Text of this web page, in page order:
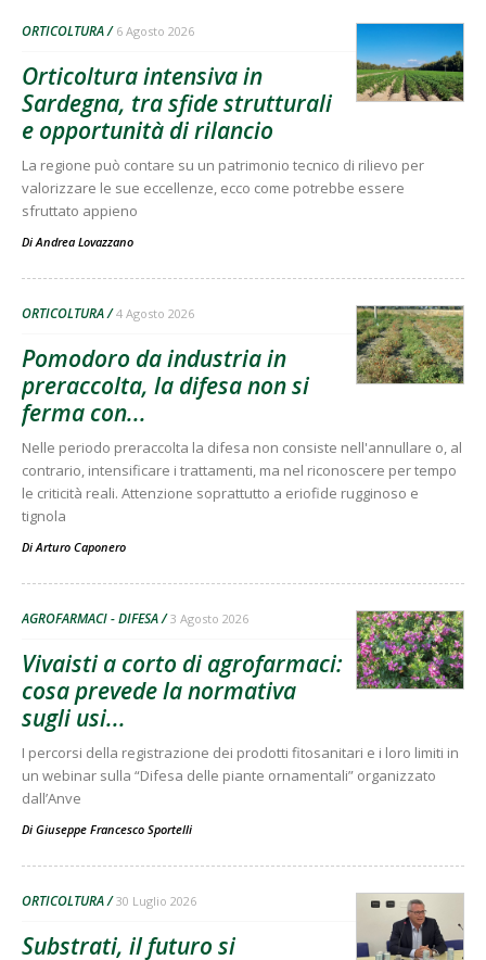
ORTICOLTURA 6 Agosto 2026
Orticoltura intensiva in
Sardegna, tra sfide strutturali
e opportunità di rilancio
La regione può contare su un patrimonio tecnico di rilievo per
valorizzare le sue eccellenze, ecco come potrebbe essere
sfruttato appieno
Di Andrea Lovazzano
ORTICOLTURA 4 Agosto 2026
Pomodoro da industria in
preraccolta, la difesa non si
ferma con...
Nelle periodo preraccolta la difesa non consiste nell'annullare o, al
contrario, intensificare i trattamenti, ma nel riconoscere per tempo
le criticità reali. Attenzione soprattutto a eriofide rugginoso e
tignola
Di Arturo Caponero
AGROFARMACI - DIFESA 3 Agosto 2026
Vivaisti a corto di agrofarmaci:
cosa prevede la normativa
sugli usi...
I percorsi della registrazione dei prodotti fitosanitari e i loro limiti in
un webinar sulla “Difesa delle piante ornamentali” organizzato
dall’Anve
Di Giuseppe Francesco Sportelli
ORTICOLTURA 30 Luglio 2026
Substrati, il futuro si